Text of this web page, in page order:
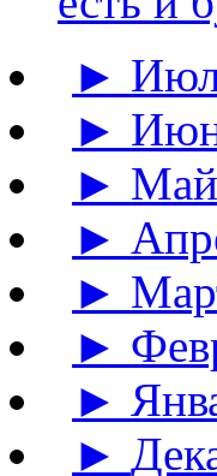
►
►
►
►
►
►
►
►